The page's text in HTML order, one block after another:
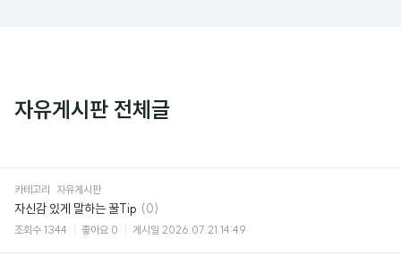
자유게시판 전체글
카테고리 자유게시판
자신감 있게 말하는 꿀Tip 댓
글
(0)
조회수 1344 좋아요 0 게시일 2026.07.21 14:49